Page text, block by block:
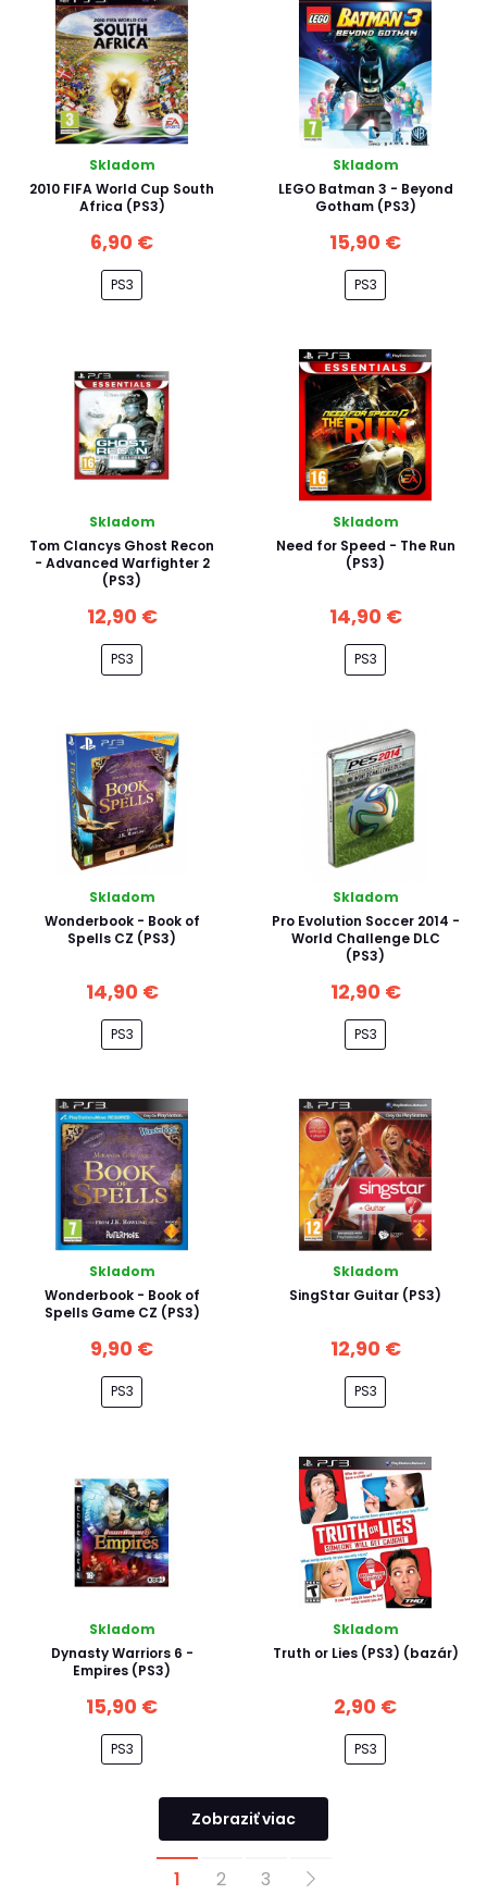
Skladom
2010 FIFA World Cup South
Africa (PS3)
6,90 €
PS3
Skladom
LEGO Batman 3 - Beyond
Gotham (PS3)
15,90 €
PS3
Skladom
Tom Clancys Ghost Recon
- Advanced Warfighter 2
(PS3)
12,90 €
PS3
Skladom
Need for Speed - The Run
(PS3)
14,90 €
PS3
Skladom
Wonderbook - Book of
Spells CZ (PS3)
14,90 €
PS3
Skladom
Pro Evolution Soccer 2014 -
World Challenge DLC
(PS3)
12,90 €
PS3
Skladom
Wonderbook - Book of
Spells Game CZ (PS3)
9,90 €
PS3
Skladom
SingStar Guitar (PS3)
12,90 €
PS3
Skladom
Dynasty Warriors 6 -
Empires (PS3)
15,90 €
PS3
Skladom
Truth or Lies (PS3) (bazár)
2,90 €
PS3
Zobraziť viac
1 2 3